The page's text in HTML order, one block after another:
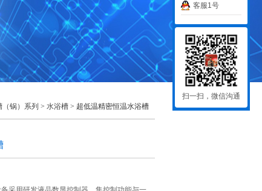
锅）系列 > 水浴槽 > 超低温精密恒温水浴槽
客服1号
扫一扫，微信沟通